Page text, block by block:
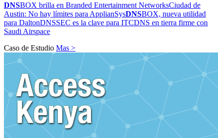
DNSBOX brilla en Branded Entertainment NetworksCiudad de
Austin: No hay límites para ApplianSysDNSBOX, nueva utilidad
para DaltonDNSSEC es la clave para ITCDNS en tierra firme con
Saudi Airspace
Caso de Estudio Mas >